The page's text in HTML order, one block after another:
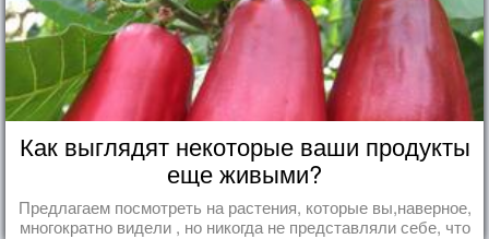
Как выглядят некоторые ваши продукты
еще живыми?
Предлагаем посмотреть на растения, которые вы,наверное,
многократно видели , но никогда не представляли себе, что